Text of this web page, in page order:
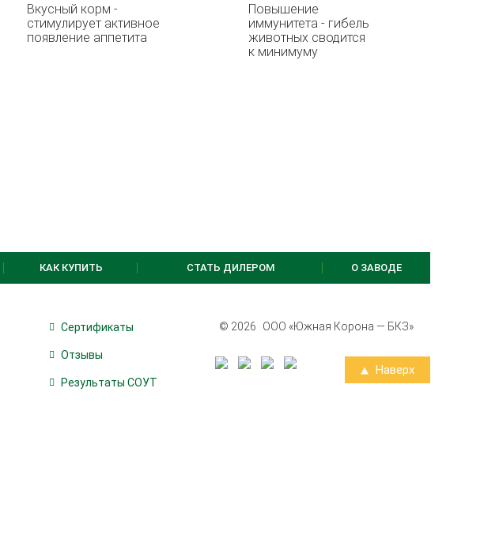
Вкусный корм -
стимулирует активное
появление аппетита
Повышение
иммунитета - гибель
животных сводится
к минимуму
КАК КУПИТЬ СТАТЬ ДИЛЕРОМ О ЗАВОДЕ
Сертификаты
Отзывы
Результаты СОУТ
© 2026 ООО «Южная Корона — БКЗ»
Наверх